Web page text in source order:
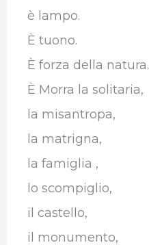
è lampo.
È tuono.
È forza della natura.
È Morra la solitaria,
la misantropa,
la matrigna,
la famiglia ,
lo scompiglio,
il castello,
il monumento,